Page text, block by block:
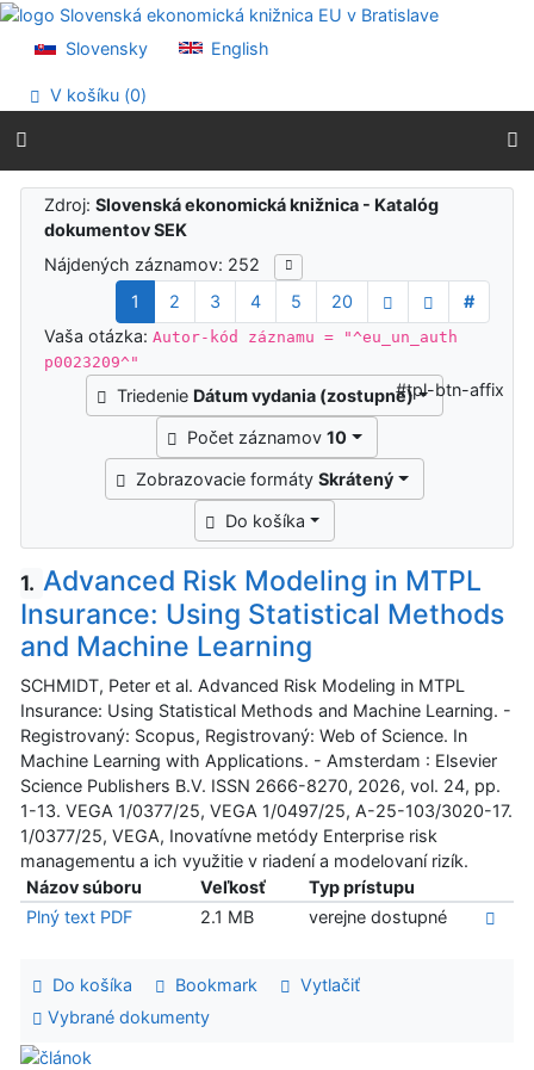
Prejsť na obsah
Prehlásenie o webovej prístupnosti
Slovensky English
V košíku (0)
Výsledky vyhľadávania
Zdroj:Slovenská ekonomická knižnica - Katalóg
dokumentov SEK
Nájdených záznamov: 252
1
2 3 4 5 20
#
Vaša otázka:Autor-kód záznamu = "^eu_un_auth
p0023209^"
Triedenie Dátum vydania (zostupne)
Počet záznamov10
Zobrazovacie formátySkrátený
Do košíka
#tpl-btn-affix
1. Advanced Risk Modeling in MTPL
Insurance: Using Statistical Methods
and Machine Learning
SCHMIDT, Peter et al. Advanced Risk Modeling in MTPL
Insurance: Using Statistical Methods and Machine Learning. -
Registrovaný: Scopus, Registrovaný: Web of Science. In
Machine Learning with Applications. - Amsterdam : Elsevier
Science Publishers B.V. ISSN 2666-8270, 2026, vol. 24, pp.
1-13. VEGA 1/0377/25, VEGA 1/0497/25, A-25-103/3020-17.
1/0377/25, VEGA, Inovatívne metódy Enterprise risk
managementu a ich využitie v riadení a modelovaní rizík.
Názov súboru
Veľkosť
Typ prístupu
Plný text PDF
2.1 MB verejne dostupné
Do košíka Bookmark
Vytlačiť
Vybrané dokumenty